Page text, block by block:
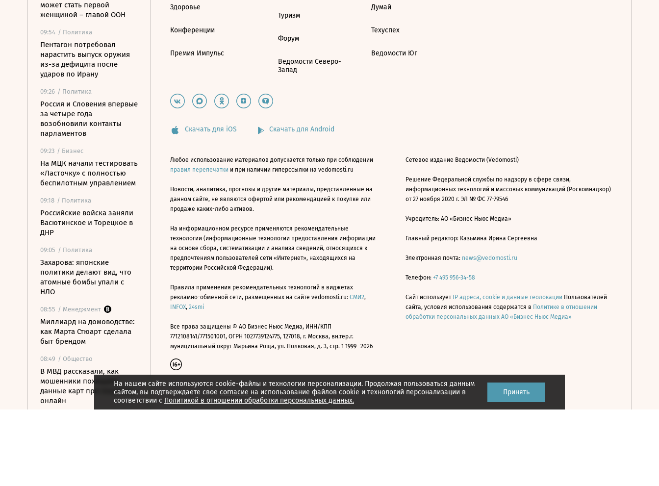
может стать первой
женщиной – главой ООН
09:54 / Политика
Пентагон потребовал
нарастить выпуск оружия
из-за дефицита после
ударов по Ирану
09:26 / Политика
Россия и Словения впервые
за четыре года
возобновили контакты
парламентов
09:23 / Бизнес
На МЦК начали тестировать
«Ласточку» с полностью
беспилотным управлением
09:18 / Политика
Российские войска заняли
Васютинское и Торецкое в
ДНР
09:05 / Политика
Захарова: японские
политики делают вид, что
атомные бомбы упали с
НЛО
08:55 / Менеджмент
Миллиард на домоводстве:
как Марта Стюарт сделала
быт брендом
08:49 / Общество
В МВД рассказали, как
мошенники похищают
данные карт при покупках
онлайн
На нашем сайте используются cookie-файлы и технологии персонализации. Продолжая пользоваться данным
сайтом, вы подтверждаете свое согласие на использование файлов cookie и технологий персонализации в
соответствии с Политикой в отношении обработки персональных данных.
Принять
Здоровье
Конференции
Премия Импульс
Туризм
Форум
Ведомости Северо-
Запад
Думай
Техуспех
Ведомости Юг
Скачать для iOS Скачать для Android
Любое использование материалов допускается только при соблюдении
правил перепечатки и при наличии гиперссылки на vedomosti.ru
Новости, аналитика, прогнозы и другие материалы, представленные на
данном сайте, не являются офертой или рекомендацией к покупке или
продаже каких-либо активов.
На информационном ресурсе применяются рекомендательные
технологии (информационные технологии предоставления информации
на основе сбора, систематизации и анализа сведений, относящихся к
предпочтениям пользователей сети «Интернет», находящихся на
территории Российской Федерации).
Правила применения рекомендательных технологий в виджетах
рекламно-обменной сети, размещенных на сайте vedomosti.ru: СМИ2,
INFOX, 24smi
Все права защищены © АО Бизнес Ньюс Медиа, ИНН/КПП
7712108141/771501001, ОГРН 1027739124775, 127018, г. Москва, вн.тер.г.
муниципальный округ Марьина Роща, ул. Полковая, д. 3, стр. 1 1999—2026
Сетевое издание Ведомости (Vedomosti)
Решение Федеральной службы по надзору в сфере связи,
информационных технологий и массовых коммуникаций (Роскомнадзор)
от 27 ноября 2020 г. ЭЛ № ФС 77-79546
Учредитель: АО «Бизнес Ньюс Медиа»
Главный редактор: Казьмина Ирина Сергеевна
Электронная почта: news@vedomosti.ru
Телефон: +7 495 956-34-58
Сайт использует IP адреса, cookie и данные геолокации Пользователей
сайта, условия использования содержатся в Политике в отношении
обработки персональных данных АО «Бизнес Ньюс Медиа»